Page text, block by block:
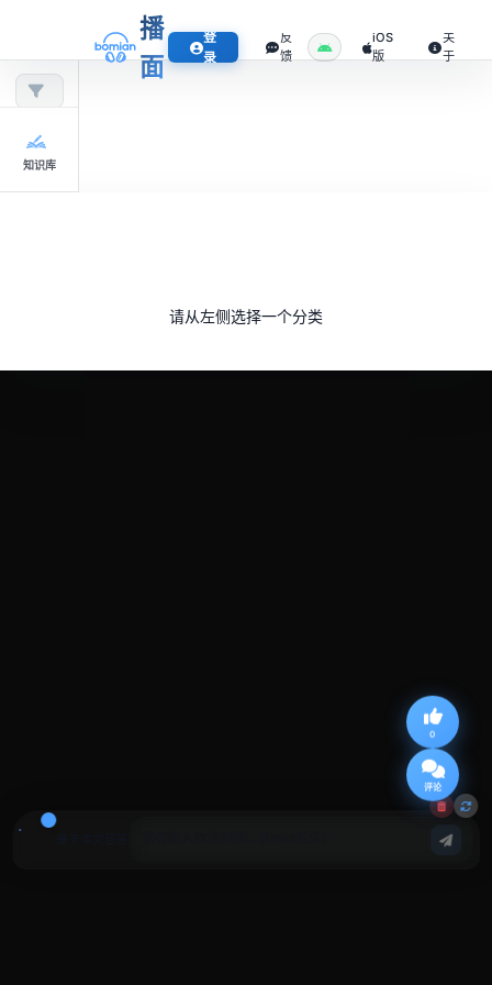
播
面
登
录
反
馈
iOS
版
关
于
0
评论
知识库
请从左侧选择一个分类